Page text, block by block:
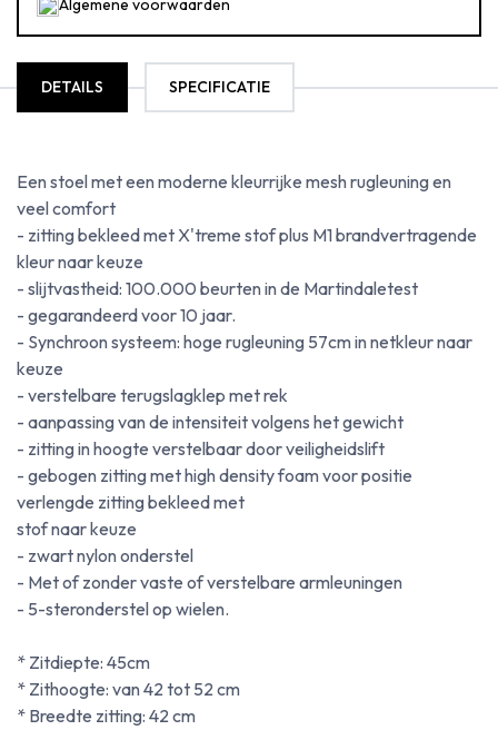
Algemene voorwaarden
DETAILS SPECIFICATIE
Een stoel met een moderne kleurrijke mesh rugleuning en
veel comfort
- zitting bekleed met X'treme stof plus M1 brandvertragende
kleur naar keuze
- slijtvastheid: 100.000 beurten in de Martindaletest
- gegarandeerd voor 10 jaar.
- Synchroon systeem: hoge rugleuning 57cm in netkleur naar
keuze
- verstelbare terugslagklep met rek
- aanpassing van de intensiteit volgens het gewicht
- zitting in hoogte verstelbaar door veiligheidslift
- gebogen zitting met high density foam voor positie
verlengde zitting bekleed met
stof naar keuze
- zwart nylon onderstel
- Met of zonder vaste of verstelbare armleuningen
- 5-steronderstel op wielen.
* Zitdiepte: 45cm
* Zithoogte: van 42 tot 52 cm
* Breedte zitting: 42 cm